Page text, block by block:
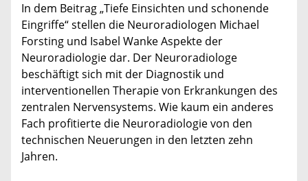
In dem Beitrag „Tiefe Einsichten und schonende
Eingriffe“ stellen die Neuroradiologen Michael
Forsting und Isabel Wanke Aspekte der
Neuroradiologie dar. Der Neuroradiologe
beschäftigt sich mit der Diagnostik und
interventionellen Therapie von Erkrankungen des
zentralen Nervensystems. Wie kaum ein anderes
Fach profitierte die Neuroradiologie von den
technischen Neuerungen in den letzten zehn
Jahren.